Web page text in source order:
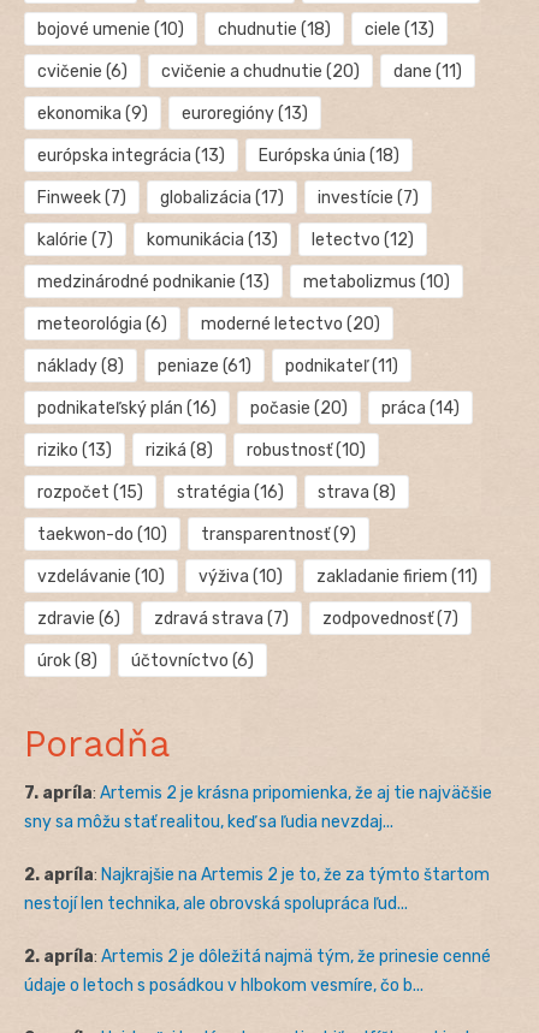
bojové umenie (10) chudnutie (18) ciele (13)
cvičenie (6) cvičenie a chudnutie (20) dane (11)
ekonomika (9) euroregióny(13)
európska integrácia (13) Európska únia (18)
Finweek(7) globalizácia (17) investície (7)
kalórie (7) komunikácia (13) letectvo (12)
medzinárodné podnikanie (13) metabolizmus (10)
meteorológia (6) moderné letectvo (20)
náklady(8) peniaze (61) podnikateľ(11)
podnikateľský plán (16) počasie (20) práca (14)
riziko (13) riziká (8) robustnosť(10)
rozpočet (15) stratégia (16) strava (8)
taekwon-do (10) transparentnosť(9)
vzdelávanie (10) výživa (10) zakladanie firiem (11)
zdravie (6) zdravá strava (7) zodpovednosť(7)
úrok(8) účtovníctvo (6)
Poradňa
7. apríla: Artemis 2 je krásna pripomienka, že aj tie najväčšie
sny sa môžu stať realitou, keď sa ľudia nevzdaj...
2. apríla: Najkrajšie na Artemis 2 je to, že za týmto štartom
nestojí len technika, ale obrovská spolupráca ľud...
2. apríla: Artemis 2 je dôležitá najmä tým, že prinesie cenné
údaje o letoch s posádkou v hlbokom vesmíre, čo b...